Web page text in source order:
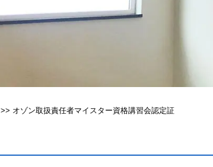
>> オゾン取扱責任者マイスター資格講習会認定証